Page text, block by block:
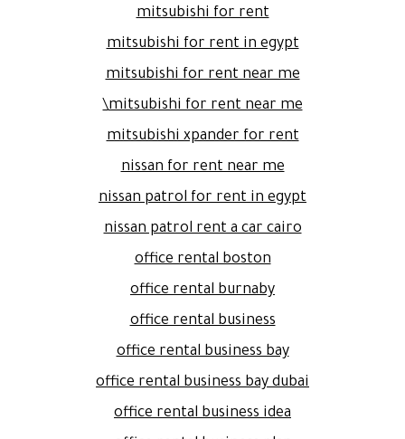
mitsubishi for rent
mitsubishi for rent in egypt
mitsubishi for rent near me
mitsubishi for rent near me\
mitsubishi xpander for rent
nissan for rent near me
nissan patrol for rent in egypt
nissan patrol rent a car cairo
office rental boston
office rental burnaby
office rental business
office rental business bay
office rental business bay dubai
office rental business idea